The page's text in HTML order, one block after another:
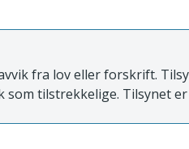
fra lov eller forskrift.
som tilstrekkelige. Tilsynet